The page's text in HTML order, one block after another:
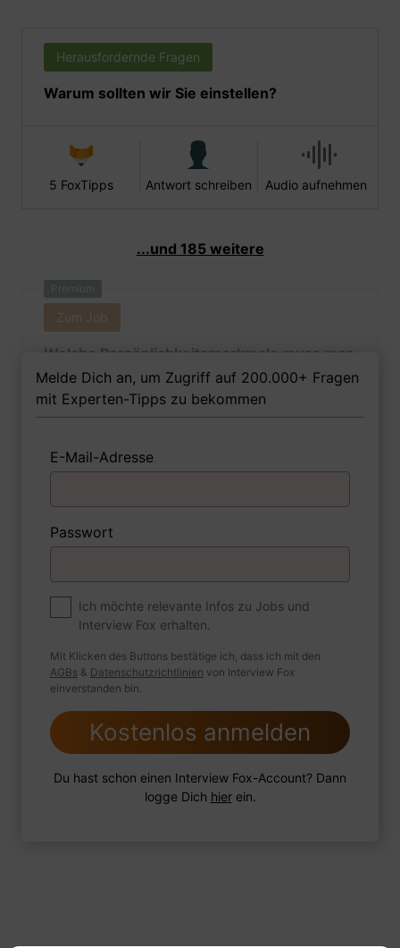
Herausfordernde Fragen
Warum sollten wir Sie einstellen?
5 FoxTipps Antwort schreiben Audio aufnehmen
...und 185 weitere
Premium
Zum Job
Welche Persönlichkeitsmerkmale muss man
als Fahrzeuglackiererin Ihrer Meinung nach
besitzen, um in dem Job erfolgreich zu
sein?
1 FoxTipp Antwort schreiben Audio aufnehmen
Wie sind Sie mit einer Situation
umgegangen, in der Sie einen
leistungsschwachen Mitarbeiter hatten?
Melde Dich an, um Zugriff auf 200.000+ Fragen
mit Experten-Tipps zu bekommen
E-Mail-Adresse
Passwort
Ich möchte relevante Infos zu Jobs und
Interview Fox erhalten.
Mit Klicken des Buttons bestätige ich, dass ich mit den
AGBs & Datenschutzrichtlinien von Interview Fox
einverstanden bin.
Kostenlos anmelden
Du hast schon einen Interview Fox-Account? Dann
logge Dich hierein.